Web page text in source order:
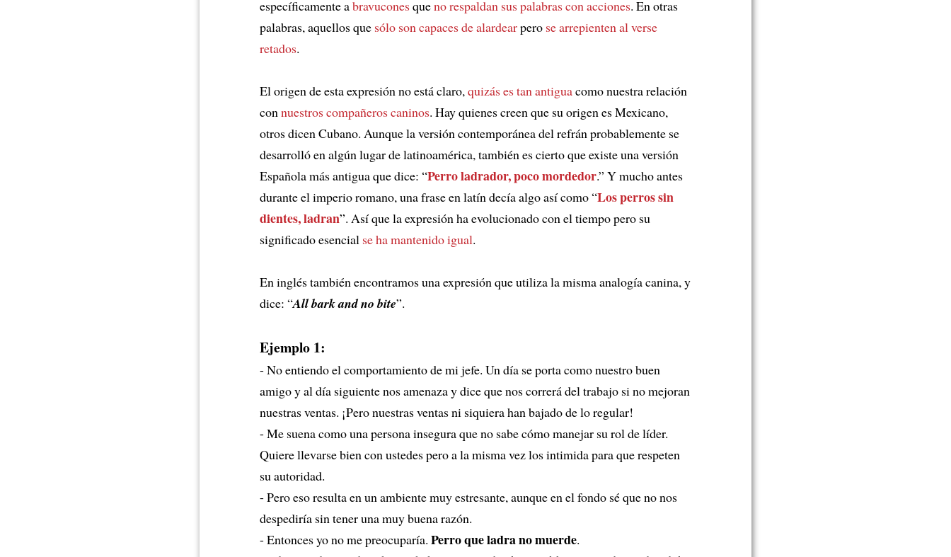
específicamente abravuconesqueno respaldan sus palabras con acciones. En otras
palabras, aquellos que sólo son capaces de alardearpero se arrepienten al verse
retados.
El origen de esta expresión no está claro, quizás es tan antiguacomo nuestra relación
con nuestros compañeros caninos. Hay quienes creen que su origen es Mexicano,
otros dicen Cubano. Aunque la versión contemporánea del refrán probablemente se
desarrolló en algún lugar de latinoamérica, también es cierto que existe una versión
Española más antigua que dice: “Perro ladrador, poco mordedor.” Y mucho antes
durante el imperio romano, una frase en latín decía algo así como “Los perros sin
dientes, ladran”. Así que la expresión ha evolucionado con el tiempo pero su
significado esencial se ha mantenido igual.
En inglés también encontramos una expresión que utiliza la misma analogía canina, y
dice: “All bark and no bite”.
Ejemplo 1:
- No entiendo el comportamiento de mi jefe. Un día se porta como nuestro buen
amigo y al día siguiente nos amenaza y dice que nos correrá del trabajo si no mejoran
nuestras ventas. ¡Pero nuestras ventas ni siquiera han bajado de lo regular!
- Me suena como una persona insegura que no sabe cómo manejar su rol de líder.
Quiere llevarse bien con ustedes pero a la misma vez los intimida para que respeten
su autoridad.
- Pero eso resulta en un ambiente muy estresante, aunque en el fondo sé que no nos
despediría sin tener una muy buena razón.
- Entonces yo no me preocuparía. Perro que ladra no muerde.